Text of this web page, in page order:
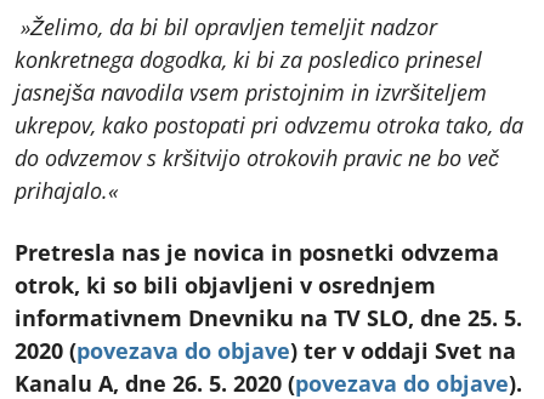
»Želimo, da bi bil opravljen temeljit nadzor
konkretnega dogodka, ki bi za posledico prinesel
jasnejša navodila vsem pristojnim in izvršiteljem
ukrepov, kako postopati pri odvzemu otroka tako, da
do odvzemov s kršitvijo otrokovih pravic ne bo več
prihajalo.«
Pretresla nas je novica in posnetki odvzema
otrok, ki so bili objavljeni v osrednjem
informativnem Dnevniku na TV SLO, dne 25. 5.
2020 (povezava do objave) ter v oddaji Svet na
Kanalu A, dne 26. 5. 2020 (povezava do objave).